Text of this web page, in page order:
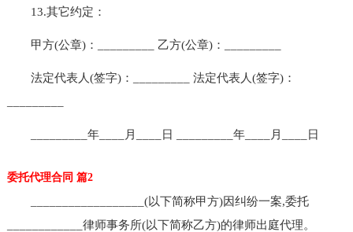
13.其它约定：
甲方(公章)：_________ 乙方(公章)：_________
法定代表人(签字)：_________ 法定代表人(签字)：
_________年____月____日 _________年____月____日
委托代理合同 篇2
__________________(以下简称甲方)因纠纷一案,委托
____________律师事务所(以下简称乙方)的律师出庭代理。